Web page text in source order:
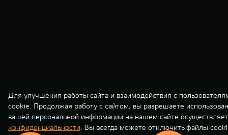
Для улучшения работы сайта и взаимодействия с
cookie. Продолжая работу с сайтом, вы разрешаете
вашей персональной информации на нашем сайте
конфиденциальности. Вы всегда можете отключить файлы